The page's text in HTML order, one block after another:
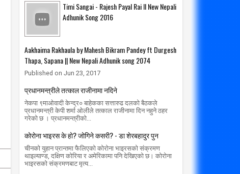
Timi Sangai - Rajesh Payal Rai ll New Nepali
Adhunik Song 2016
Aakhaima Rakhaula by Mahesh Bikram Pandey ft Durgesh
Thapa, Sapana || New Nepali Adhunik song 2074
Published on Jun 23, 2017
प्रधानमन्त्रीले तत्काल राजीनामा नदिने
नेकपा ९माओवादी केन्द्र० बाहेकका सत्तारुढ दलको बैठकले
प्रधानमन्त्री केपी शर्मा ओलीले तत्काल राजीनामा दिन नहुने ठहर
गरेको छ । प्रधानमन्त्रीको...
कोरोना भाइरस के हो? जोगिने कसरी? - डा शेरबहादुर पुन
चीनको युहान प्रान्तमा फैलिएको कोरोना भाइरसको संक्रमण
थाइल्याण्ड, दक्षिण कोरिया र अमेरिकामा पनि देखिएको छ। कोरोना
भाइरसको संक्रमणबाट मृत्य...